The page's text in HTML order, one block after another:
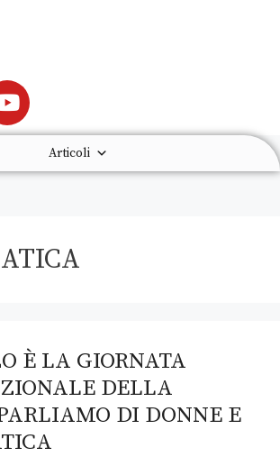
Articoli
È LA GIORNATA
DELLA
DI DONNE E